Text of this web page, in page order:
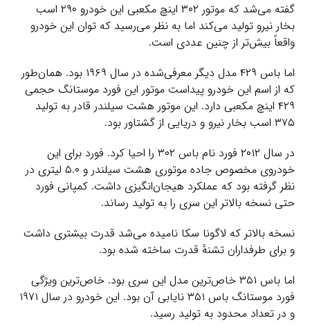
گفته می‌شد که موتور ۳۰۲ اینچ مکعبی این خودرو ۲۹۰ اسب
بخار نیرو تولید می‌کند اما به نظر می‌رسید که توان این خودرو
واقعاً بیش‌تر از چنین عددی است.
اما باس ۴۲۹ مدل دیگر معرفی‌شده در سال ۱۹۶۹ بود. همان‌طور
که از اسم این خودرو پیداست موتور این فورد موستانگ حجمی
۴۲۹ اینچ مکعبی دارد. این موتور هشت سیلندر قادر به تولید
۳۷۵ اسب بخار نیرو و دریایی از گشتاور بود.
در سال ۲۰۱۲ فورد نام باس ۳۰۲ را احیا کرد. فورد برای این
خودروی مخصوص جاده موتوری هشت سیلندر و ۵.۰ لیتری در
نظر گرفته بود که عملکرد هیجان‌انگیزی داشت. کمپانی فورد
حتی نسخه بالاتر این سری را به تولید رساند.
نسخه بالاتر که لاگونا سکا نامیده می‌شد قدرت بیشتری داشت
و برای طرفداران تشنهٔ قدرت ساخته شده بود.
اما باس ۳۵۱ خاص‌ترین مدل این سری بود. خاص‌ترین ویژگی
فورد موستانگ باس ۳۵۱ نایابی آن بود. این خودرو در سال ۱۹۷۱
و در تعداد محدود به تولید رسید.